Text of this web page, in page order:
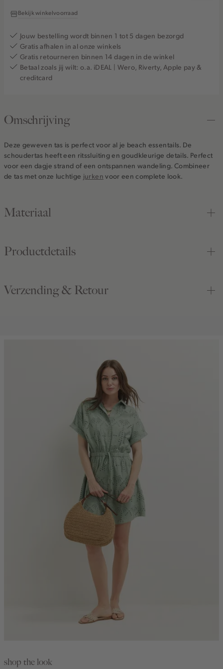
Bekijk winkelvoorraad
Jouw bestelling wordt binnen 1 tot 5 dagen bezorgd
Gratis afhalen in al onze winkels
Gratis retourneren binnen 14 dagen in de winkel
Betaal zoals jij wilt: o.a. iDEAL | Wero, Riverty, Apple pay &
creditcard
Omschrijving
Deze geweven tas is perfect voor al je beach essentails. De
schoudertas heeft een ritssluiting en goudkleurige details. Perfect
voor een dagje strand of een ontspannen wandeling. Combineer
de tas met onze luchtige jurken voor een complete look.
Materiaal
Productdetails
Verzending & Retour
shop the look